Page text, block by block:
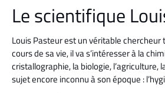
Le scientifique
Louis Pasteur est un véritable
cours de sa vie, il va s’intéresser à la
cristallographie, la biologie, l’agriculture,
sujet encore inconnu à son époque :